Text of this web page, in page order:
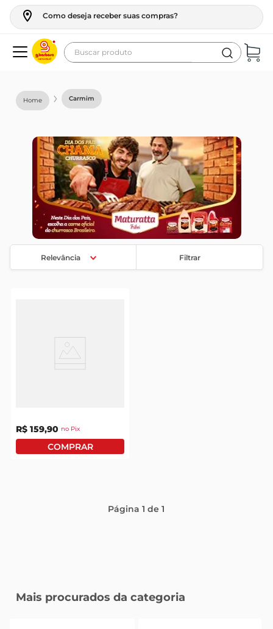
Como deseja receber suas compras?
Buscar produto
Carmim
Relevância Filtrar
R$ 159,90 no Pix
Página1 de1
Mais procurados da categoria
geladeira
fogao
café
cerveja
frango
leite
vinho
leite pó